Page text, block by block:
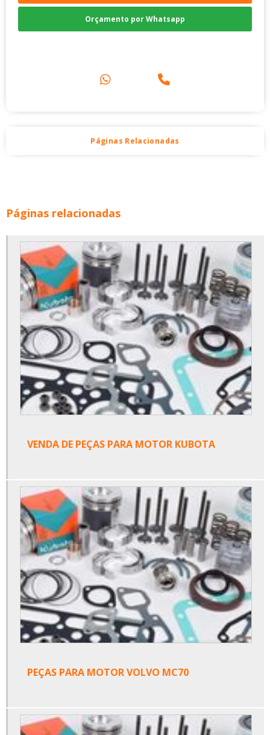
Orçamento por Whatsapp
Páginas Relacionadas
Páginas relacionadas
VENDA DE PEÇAS PARA MOTOR KUBOTA
PEÇAS PARA MOTOR VOLVO MC70